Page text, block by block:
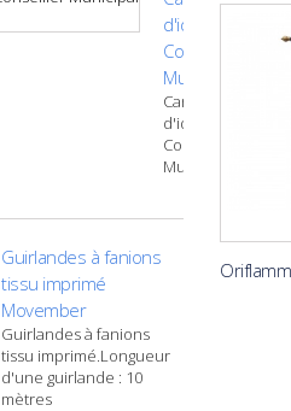
d'identité
Conseiller
Municipal
Carte
d'identité
Conseiller
Municipal
Guirlandes à fanions
tissu imprimé
Movember
Guirlandes à fanions
tissu imprimé.Longueur
d'une guirlande : 10
mètres